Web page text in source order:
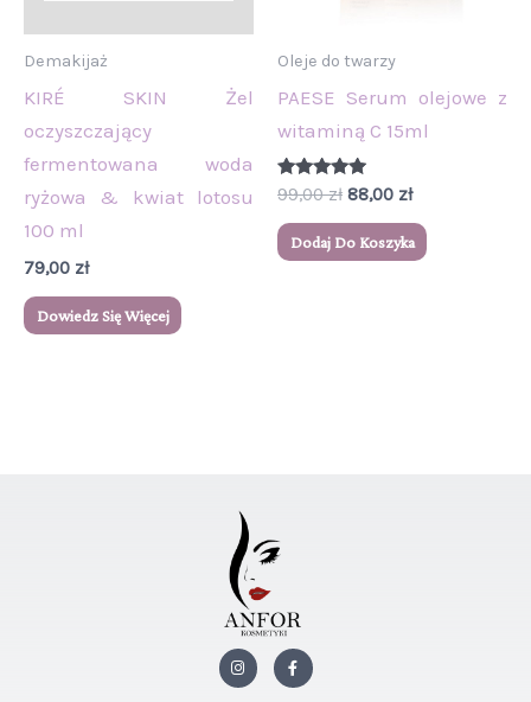
Demakijaż
KIRÉ SKIN Żel
oczyszczający
fermentowana woda
ryżowa & kwiat lotosu
100 ml
79,00 zł
Dowiedz Się Więcej
Oleje do twarzy
PAESE Serum olejowe z
witaminą C 15ml
Oceniono
5.00
na 5
99,00zł 88,00 zł
Dodaj Do Koszyka
n
s
F
a
c